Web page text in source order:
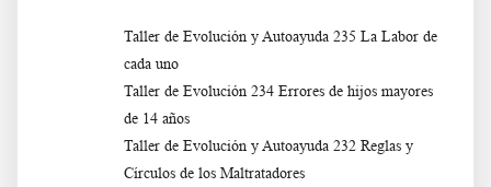
Taller de Evolución y Autoayuda 235 La Labor de
cada uno
Taller de Evolución 234 Errores de hijos mayores
de 14 años
Taller de Evolución y Autoayuda 232 Reglas y
Círculos de los Maltratadores